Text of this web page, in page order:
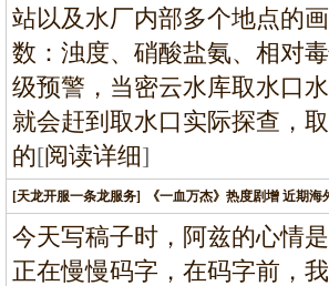
站以及水厂内部多个地点的
数：浊度、硝酸盐氨、相对
级预警，当密云水库取水口
就会赶到取水口实际探查，
的[阅读详细]
[天龙开服一条龙服务] 《一血万杰》热度剧增 近期
今天写稿子时，阿兹的心情
正在慢慢码字，在码字前，